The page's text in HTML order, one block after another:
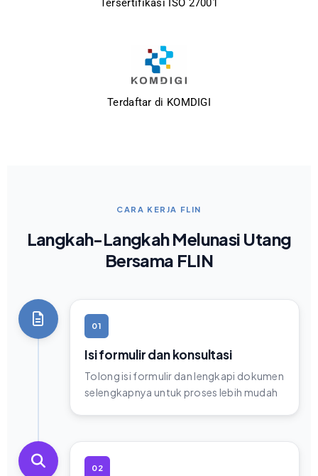
Terdaftar di KOMDIGI
CARA KERJA FLIN
Langkah-Langkah Melunasi Utang
Bersama FLIN
01
Isi formulir dan konsultasi
Tolong isi formulir dan lengkapi dokumen
selengkapnya untuk proses lebih mudah
02